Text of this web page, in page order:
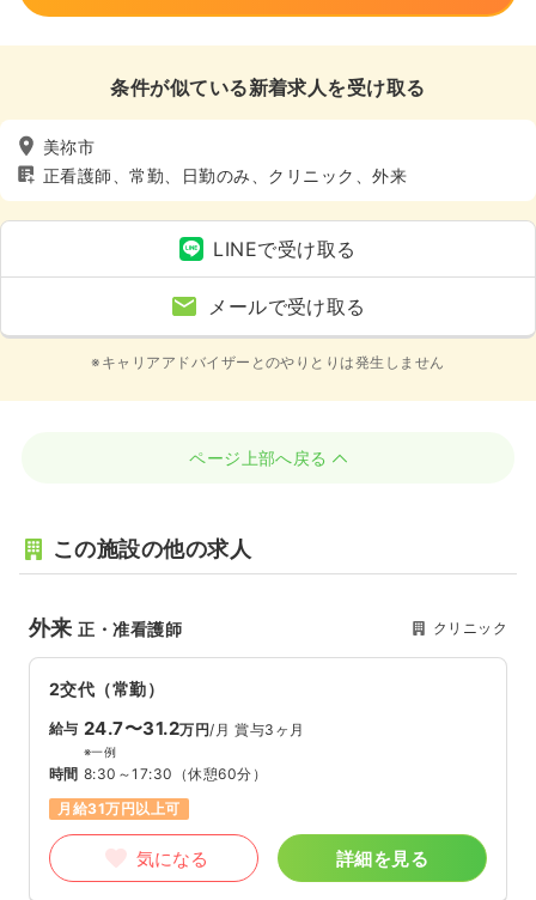
条件が似ている新着求人を受け取る
美祢市
正看護師、常勤、日勤のみ、クリニック、外来
LINEで受け取る
メールで受け取る
※キャリアアドバイザーとのやりとりは発生しません
ページ上部へ戻る
この施設の他の求人
外来正・准看護師 クリニック
2交代（常勤）
給与 24.7〜31.2万円/月 賞与3ヶ月
※一例
時間 8:30～17:30 （休憩60分）
月給31万円以上可
気になる 詳細を見る